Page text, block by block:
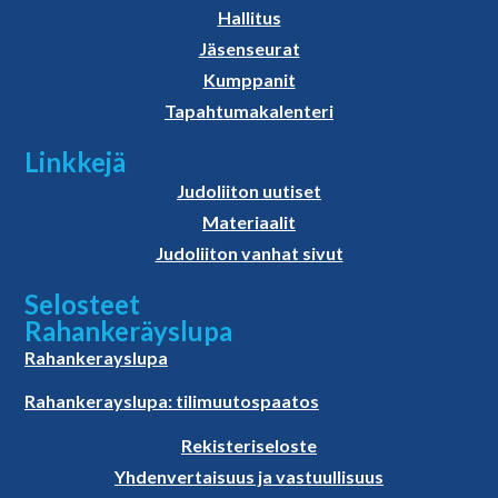
Hallitus
Jäsenseurat
Kumppanit
Tapahtumakalenteri
Linkkejä
Judoliiton uutiset
Materiaalit
Judoliiton vanhat sivut
Selosteet
Rahankeräyslupa
Rahankerayslupa
Rahankerayslupa: tilimuutospaatos
Rekisteriseloste
Yhdenvertaisuus ja vastuullisuus